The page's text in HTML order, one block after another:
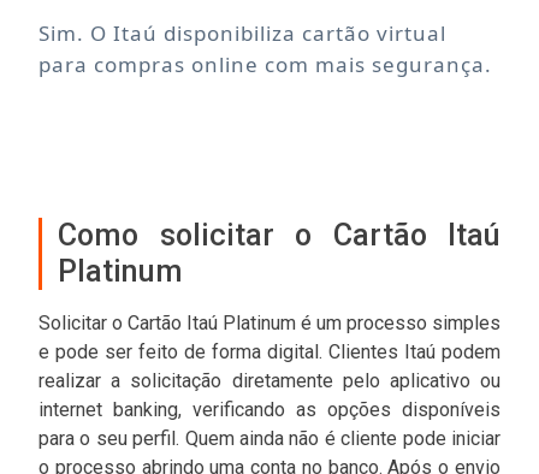
Sim. O Itaú disponibiliza cartão virtual
para compras online com mais segurança.
Como solicitar o Cartão Itaú
Platinum
Solicitar o Cartão Itaú Platinum é um processo simples
e pode ser feito de forma digital. Clientes Itaú podem
realizar a solicitação diretamente pelo aplicativo ou
internet banking, verificando as opções disponíveis
para o seu perfil. Quem ainda não é cliente pode iniciar
o processo abrindo uma conta no banco. Após o envio